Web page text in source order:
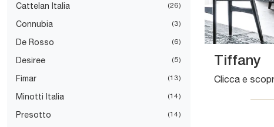
Cattelan Italia 26
Connubia 3
De Rosso 6
Desiree 5
Fimar 13
Minotti Italia 14
Presotto 14
Tiffany